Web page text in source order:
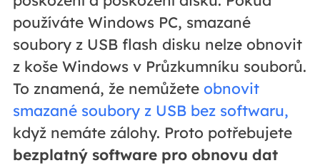
používáte Windows PC, smazané
soubory z USB flash disku nelze obnovit
z koše Windows v Průzkumníku souborů.
To znamená, že nemůžete obnovit
smazané soubory z USB bez softwaru,
když nemáte zálohy. Proto potřebujete
bezplatný software pro obnovu dat